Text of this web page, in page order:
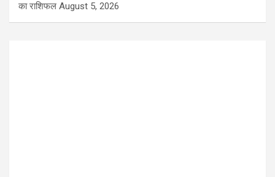
का राशिफल August 5, 2026